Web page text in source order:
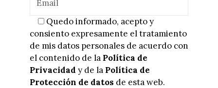
Quedo informado, acepto y
consiento expresamente el tratamiento
de mis datos personales de acuerdo con
el contenido de la Política de
Privacidad y de la Política de
Protección de datos de esta web.